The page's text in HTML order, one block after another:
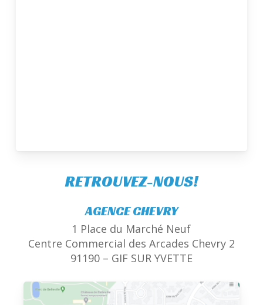
RETROUVEZ-NOUS!
AGENCE CHEVRY
1 Place du Marché Neuf
Centre Commercial des Arcades Chevry 2
91190 – GIF SUR YVETTE